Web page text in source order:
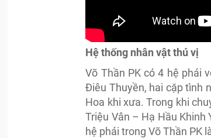
Hệ thống nhân vật thú vị
Võ Thần PK có 4 hệ phái
Điêu Thuyền, hai cặp tình
Hoa khi xưa. Trong khi
Triệu Vân – Hạ Hầu Khinh
hệ phái trong Võ Thần PK